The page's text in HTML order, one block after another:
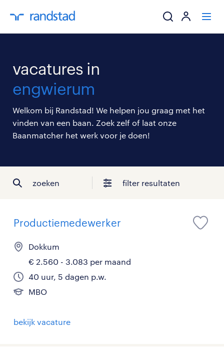
mijn carrière
over randstad
vacatures in
engwierum
Welkom bij Randstad! We helpen jou graag met het
vinden van een baan. Zoek zelf of laat onze
Baanmatcher het werk voor je doen!
zoeken filter resultaten
Productiemedewerker
Dokkum
€ 2.560 - 3.083 per maand
40 uur, 5 dagen p.w.
MBO
bekijk vacature